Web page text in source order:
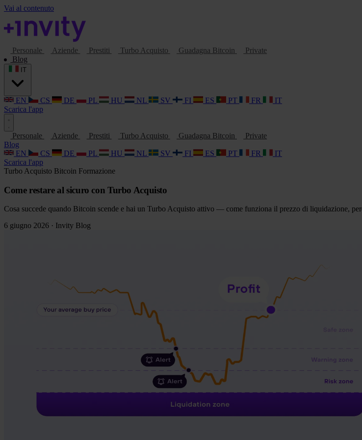
Vai al contenuto
Personale Aziende Prestiti Turbo Acquisto Guadagna Bitcoin
Private
Blog
EN CS DE PL HU NL SV FI ES PT FR
IT
Scarica l'app
Personale Aziende Prestiti Turbo Acquisto Guadagna Bitcoin
Private
Blog
EN
CS DE PL HU NL SV FI ES PT FR
IT
Scarica l'app
Turbo Acquisto Bitcoin Formazione
Come restare al sicuro con Turbo Acquisto
Cosa succede quando Bitcoin scende e hai un Turbo Acquisto attivo — come funziona il prezzo di liquidazione,
6 giugno 2026 · Invity Blog